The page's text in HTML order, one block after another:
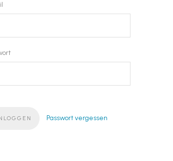
Passwort vergessen